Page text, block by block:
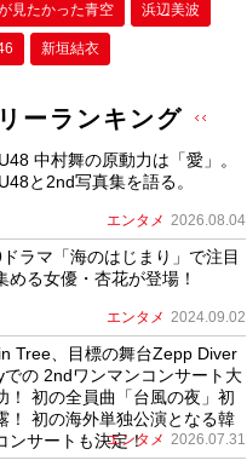
⾒たかった⻘空 浜辺美波
新垣結衣
ーランキング
中村舞の原動力は「愛」。
と2nd写真集を語る。
エンタメ 2026.08.04
ドラマ「海のはじまり」で注目
める女優・杏花が登場！
エンタメ 2024.09.02
Tree、目標の舞台Zepp Diver
での 2ndワンマンコンサート大
！ 初の全員曲「台風の夜」初
！ 初の海外単独公演となる韓
ンサートも決定！
エンタメ 2026.07.31